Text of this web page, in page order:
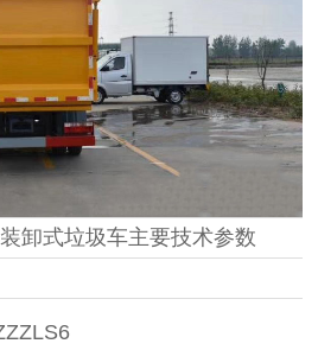
卸式垃圾车主要技术参数